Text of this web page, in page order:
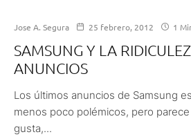
Jose A. Segura 25 febrero, 2012 1
SAMSUNG Y LA
ANUNCIOS
Los últimos anuncios de Samsung
menos poco polémicos, pero
gusta,...